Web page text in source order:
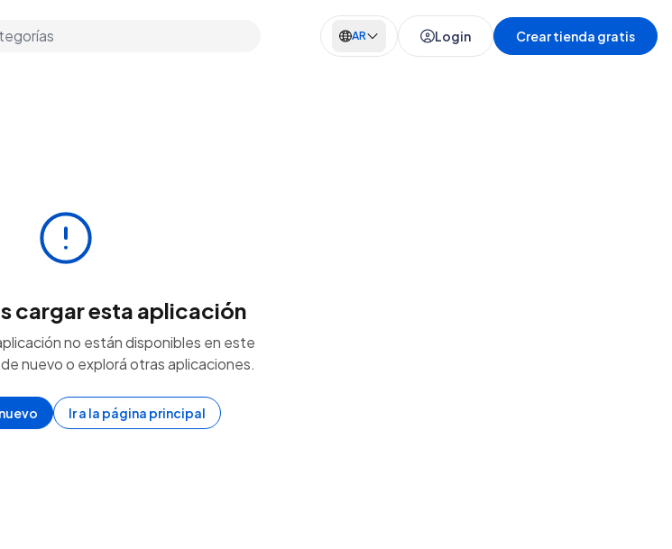
AR Login Crear tienda gratis
cargar esta aplicación
no están disponibles en este
nuevo o explorá otras aplicaciones.
Ir a la página principal